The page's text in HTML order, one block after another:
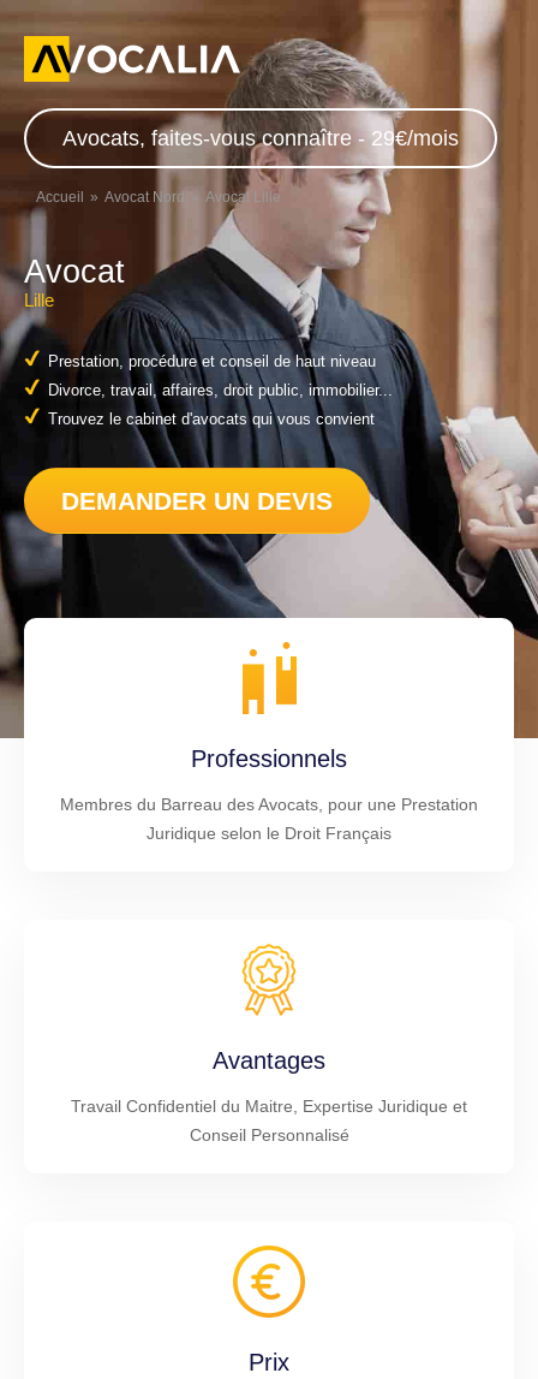
Avocats, faites-vous connaître - 29€/mois
Accueil Avocat Nord Avocat Lille
Avocat
Lille
Prestation, procédure et conseil de haut niveau
Divorce, travail, affaires, droit public, immobilier...
Trouvez le cabinet d'avocats qui vous convient
DEMANDER UN DEVIS
Professionnels
Membres du Barreau des Avocats, pour une Prestation
Juridique selon le Droit Français
Avantages
Travail Confidentiel du Maitre, Expertise Juridique et
Conseil Personnalisé
Prix